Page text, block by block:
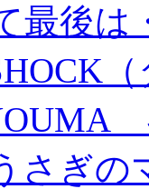
最後は
さぎの